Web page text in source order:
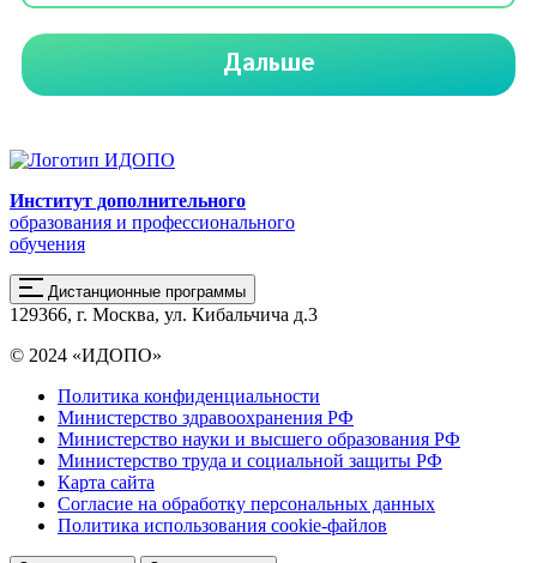
Институт дополнительного
образования и профессионального
обучения
Дистанционные программы
129366, г. Москва, ул. Кибальчича д.3
© 2024 «ИДОПО»
Политика конфиденциальности
Министерство здравоохранения РФ
Министерство науки и высшего образования РФ
Министерство труда и социальной защиты РФ
Карта сайта
Согласие на обработку персональных данных
Политика использования сookie-файлов